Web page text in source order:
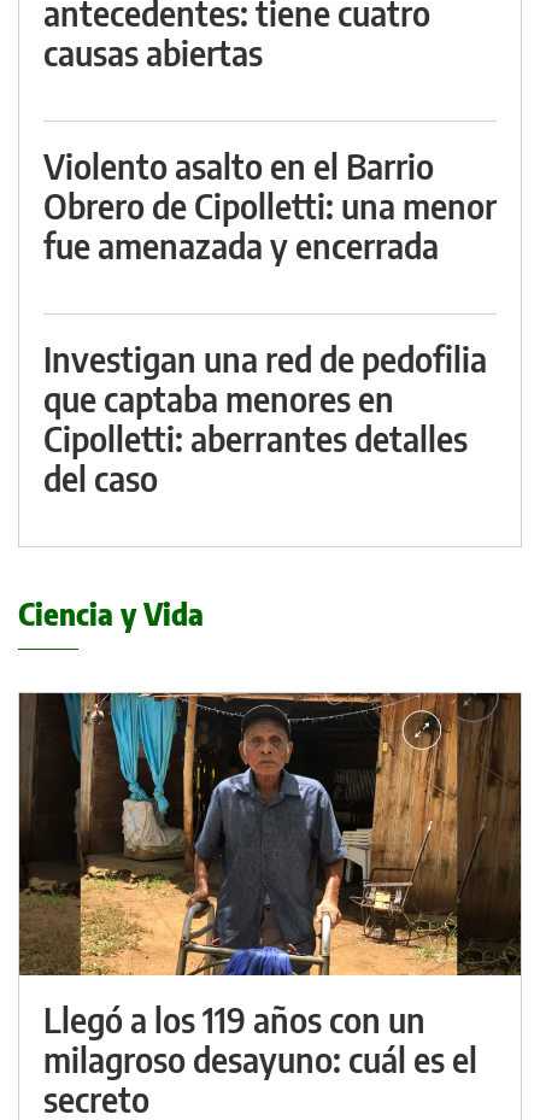
antecedentes: tiene cuatro
causas abiertas
Violento asalto en el Barrio
Obrero de Cipolletti: una menor
fue amenazada y encerrada
Investigan una red de pedofilia
que captaba menores en
Cipolletti: aberrantes detalles
del caso
Ciencia y Vida
Llegó a los 119 años con un
milagroso desayuno: cuál es el
secreto